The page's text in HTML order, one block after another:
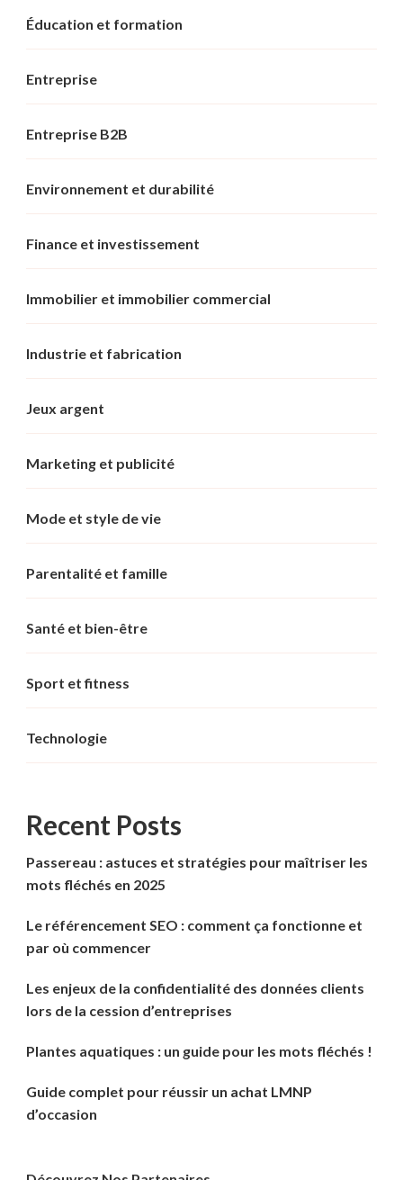
Éducation et formation
Entreprise
Entreprise B2B
Environnement et durabilité
Finance et investissement
Immobilier et immobilier commercial
Industrie et fabrication
Jeux argent
Marketing et publicité
Mode et style de vie
Parentalité et famille
Santé et bien-être
Sport et fitness
Technologie
Recent Posts
Passereau : astuces et stratégies pour maîtriser les
mots fléchés en 2025
Le référencement SEO : comment ça fonctionne et
par où commencer
Les enjeux de la confidentialité des données clients
lors de la cession d’entreprises
Plantes aquatiques : un guide pour les mots fléchés !
Guide complet pour réussir un achat LMNP
d’occasion